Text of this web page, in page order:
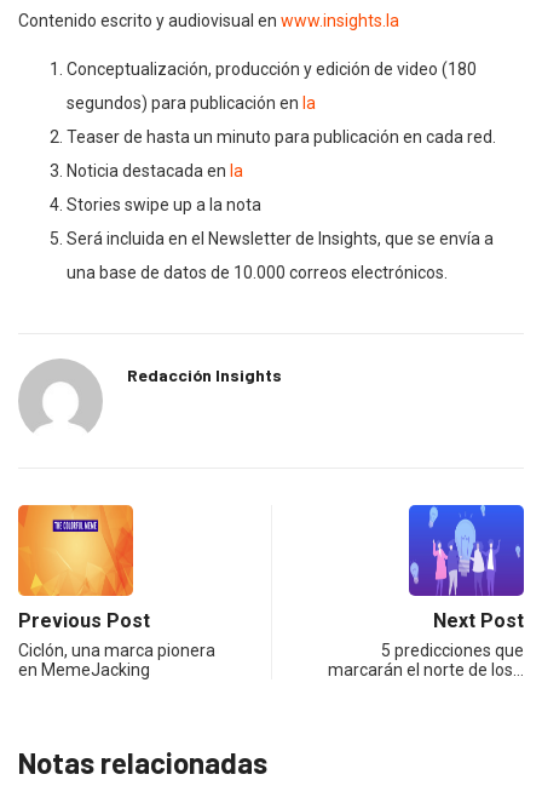
Contenido escrito y audiovisual en www.insights.la
Conceptualización, producción y edición de video (180
segundos) para publicación en la
Teaser de hasta un minuto para publicación en cada red.
Noticia destacada en la
Stories swipe up a la nota
Será incluida en el Newsletter de Insights, que se envía a
una base de datos de 10.000 correos electrónicos.
Redacción Insights
Previous Post
Ciclón, una marca pionera
en MemeJacking
Next Post
5 predicciones que
marcarán el norte de los…
Notas relacionadas